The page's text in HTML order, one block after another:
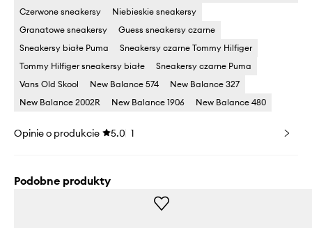
Czerwone sneakersy
Niebieskie sneakersy
Granatowe sneakersy
Guess sneakersy czarne
Sneakersy białe Puma
Sneakersy czarne Tommy Hilfiger
Tommy Hilfiger sneakersy białe
Sneakersy czarne Puma
Vans Old Skool
New Balance 574
New Balance 327
New Balance 2002R
New Balance 1906 New Balance 480
Opinie o produkcie 5.0 1
Podobne produkty